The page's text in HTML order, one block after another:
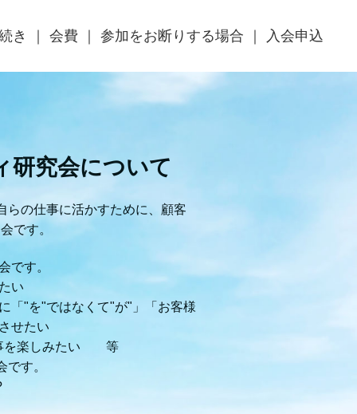
き 会費 参加をお断りする場合 入会申込
研究会について
らの仕事に活かすために、顧客
です。
です。
い
「"を"ではなくて"が"」「お客様
せたい
を楽しみたい 等
す。